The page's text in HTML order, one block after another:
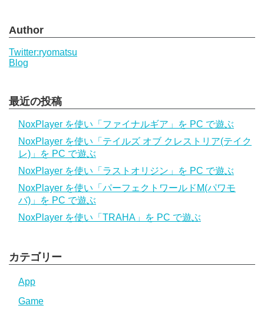
Author
Twitter:ryomatsu
Blog
最近の投稿
NoxPlayer を使い「ファイナルギア」を PC で遊ぶ
NoxPlayer を使い「テイルズ オブ クレストリア(テイク
レ)」を PC で遊ぶ
NoxPlayer を使い「ラストオリジン」を PC で遊ぶ
NoxPlayer を使い「パーフェクトワールドM(パワモ
バ)」を PC で遊ぶ
NoxPlayer を使い「TRAHA」を PC で遊ぶ
カテゴリー
App
Game